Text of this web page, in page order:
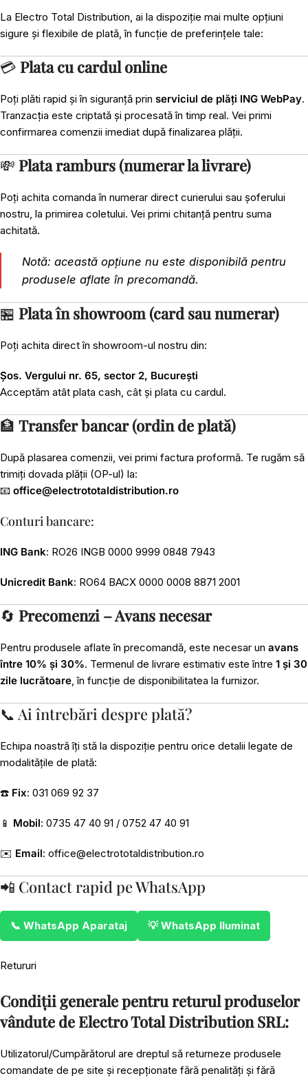
La Electro Total Distribution, ai la dispoziție mai multe opțiuni
sigure și flexibile de plată, în funcție de preferințele tale:
💳 Plata cu cardul online
Poți plăti rapid și în siguranță prin serviciul de plăți ING WebPay.
Tranzacția este criptată și procesată în timp real. Vei primi
confirmarea comenzii imediat după finalizarea plății.
💸 Plata ramburs (numerar la livrare)
Poți achita comanda în numerar direct curierului sau șoferului
nostru, la primirea coletului. Vei primi chitanță pentru suma
achitată.
Notă: această opțiune nu este disponibilă pentru
produsele aflate în precomandă.
🏪 Plata în showroom (card sau numerar)
Poți achita direct în showroom-ul nostru din:
Șos. Vergului nr. 65, sector 2, București
Acceptăm atât plata cash, cât și plata cu cardul.
🏦 Transfer bancar (ordin de plată)
După plasarea comenzii, vei primi factura proformă. Te rugăm să
trimiți dovada plății (OP-ul) la:
📧 office@electrototaldistribution.ro
Conturi bancare:
ING Bank: RO26 INGB 0000 9999 0848 7943
Unicredit Bank: RO64 BACX 0000 0008 8871 2001
🔄 Precomenzi – Avans necesar
Pentru produsele aflate în precomandă, este necesar un avans
între 10% și 30%. Termenul de livrare estimativ este între 1 și 30
zile lucrătoare, în funcție de disponibilitatea la furnizor.
📞 Ai întrebări despre plată?
Echipa noastră îți stă la dispoziție pentru orice detalii legate de
modalitățile de plată:
☎️ Fix: 031 069 92 37
📱 Mobil: 0735 47 40 91 / 0752 47 40 91
✉️ Email: office@electrototaldistribution.ro
📲 Contact rapid pe WhatsApp
📞 WhatsApp Aparataj 💡 WhatsApp Iluminat
Retururi
Condiții generale pentru returul produselor
vândute de Electro Total Distribution SRL:
Utilizatorul/Cumpărătorul are dreptul să returneze produsele
comandate de pe site și recepționate fără penalități și fără